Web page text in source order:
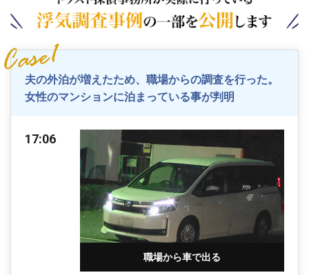
夫の外泊が増えたため、職場からの調査を行った。
女性のマンションに泊まっている事が判明
17:06
職場から車で出る